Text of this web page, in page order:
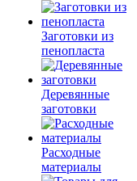
Заготовки из
пенопласта
Деревянные
заготовки
Расходные
материалы